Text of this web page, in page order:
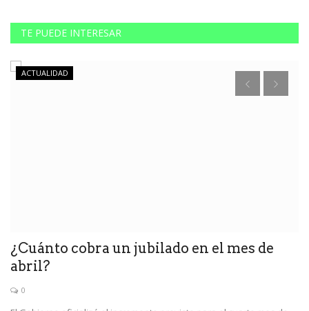
TE PUEDE INTERESAR
ACTUALIDAD
¿Cuánto cobra un jubilado en el mes de
abril?
0